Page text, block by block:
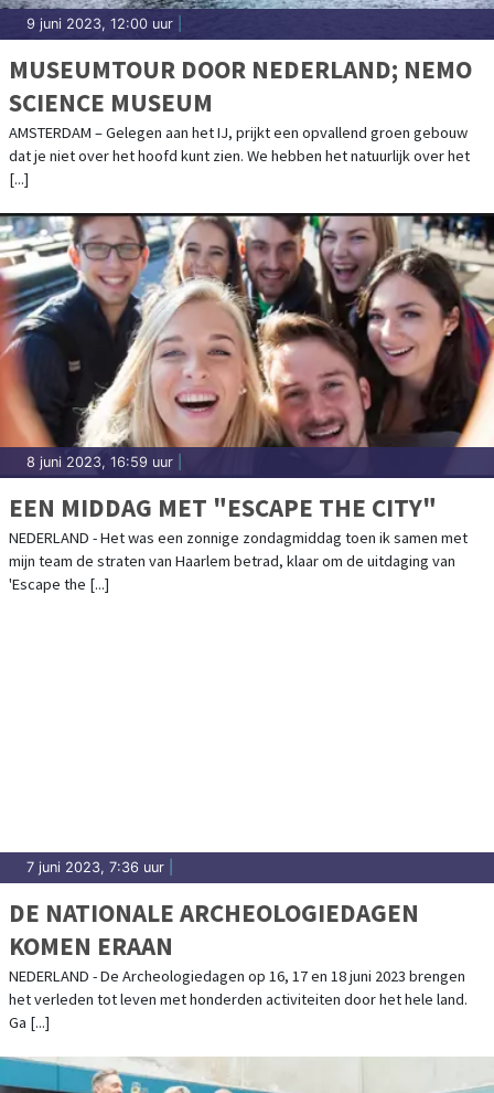
9 juni 2023, 12:00 uur
MUSEUMTOUR DOOR NEDERLAND; NEMO
SCIENCE MUSEUM
AMSTERDAM – Gelegen aan het IJ, prijkt een opvallend groen gebouw
dat je niet over het hoofd kunt zien. We hebben het natuurlijk over het
[...]
8 juni 2023, 16:59 uur
EEN MIDDAG MET "ESCAPE THE CITY"
NEDERLAND - Het was een zonnige zondagmiddag toen ik samen met
mijn team de straten van Haarlem betrad, klaar om de uitdaging van
'Escape the [...]
7 juni 2023, 7:36 uur
DE NATIONALE ARCHEOLOGIEDAGEN
KOMEN ERAAN
NEDERLAND - De Archeologiedagen op 16, 17 en 18 juni 2023 brengen
het verleden tot leven met honderden activiteiten door het hele land.
Ga [...]